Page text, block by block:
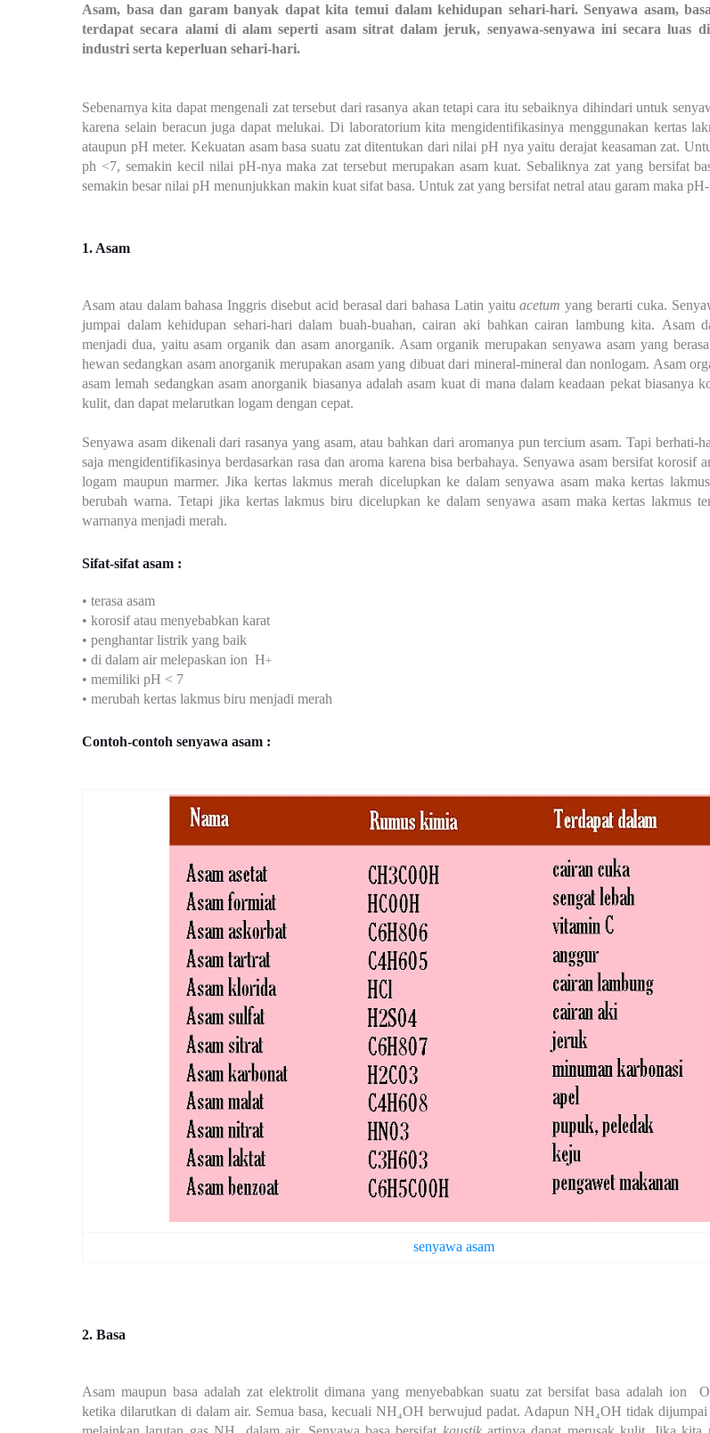
Asam, basa dan garam banyak dapat kita temui dalam kehidupan sehari-hari. Senyawa asam,
terdapat secara alami di alam seperti asam sitrat dalam jeruk, senyawa-senyawa ini secara luas
industri serta keperluan sehari-hari.
Sebenarnya kita dapat mengenali zat tersebut dari rasanya akan tetapi cara itu sebaiknya dihindari untuk
karena selain beracun juga dapat melukai. Di laboratorium kita mengidentifikasinya menggunakan kertas
ataupun pH meter. Kekuatan asam basa suatu zat ditentukan dari nilai pH nya yaitu derajat keasaman zat.
ph <7, semakin kecil nilai pH-nya maka zat tersebut merupakan asam kuat. Sebaliknya zat yang bersifat
semakin besar nilai pH menunjukkan makin kuat sifat basa. Untuk zat yang bersifat netral atau garam maka
1. Asam
Asam atau dalam bahasa Inggris disebut acid berasal dari bahasa Latin yaituacetumyang berarti cuka.
jumpai dalam kehidupan sehari-hari dalam buah-buahan, cairan aki bahkan cairan lambung kita. Asam
menjadi dua, yaitu asam organik dan asam anorganik. Asam organik merupakan senyawa asam yang
hewan sedangkan asam anorganik merupakan asam yang dibuat dari mineral-mineral dan nonlogam. Asam
asam lemah sedangkan asam anorganik biasanya adalah asam kuat di mana dalam keadaan pekat biasanya
kulit, dan dapat melarutkan logam dengan cepat.
Senyawa asam dikenali dari rasanya yang asam, atau bahkan dari aromanya pun tercium asam. Tapi berhati-
saja mengidentifikasinya berdasarkan rasa dan aroma karena bisa berbahaya. Senyawa asam bersifat korosif
logam maupun marmer. Jika kertas lakmus merah dicelupkan ke dalam senyawa asam maka kertas
berubah warna. Tetapi jika kertas lakmus biru dicelupkan ke dalam senyawa asam maka kertas lakmus
warnanya menjadi merah.
Sifat-sifat asam :
• terasa asam
• korosif atau menyebabkan karat
• penghantar listrik yang baik
• di dalam air melepaskan ion H+
• memiliki pH < 7
• merubah kertas lakmus biru menjadi merah
Contoh-contoh senyawa asam :
senyawa asam
2. Basa
Asam maupun basa adalah zat elektrolit dimana yang menyebabkan suatu zat bersifat basa adalah ion
ketika dilarutkan di dalam air. Semua basa, kecuali NH₄OH berwujud padat. Adapun NH₄OH tidak